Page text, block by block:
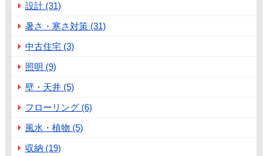
設計 (31)
暑さ・寒さ対策 (31)
中古住宅 (3)
照明 (9)
壁・天井 (5)
フローリング (6)
風水・植物 (5)
収納 (19)